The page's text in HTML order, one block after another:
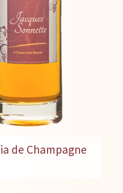
de Champagne